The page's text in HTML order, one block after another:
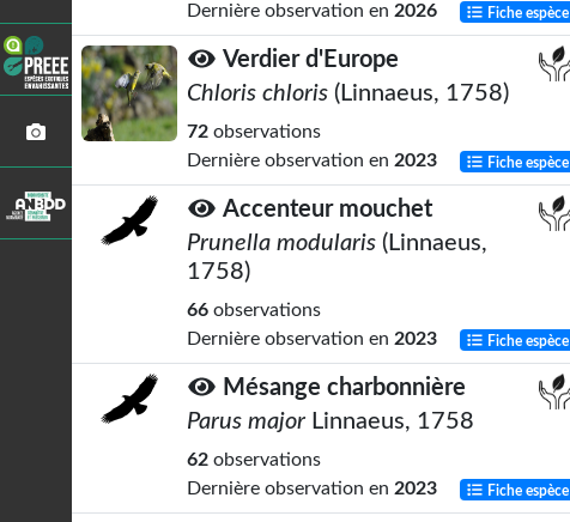
Dernière observation en 2026 Fiche espèce
Verdier d'Europe
Chloris chloris (Linnaeus, 1758)
72 observations
Dernière observation en 2023 Fiche espèce
Accenteur mouchet
Prunella modularis (Linnaeus,
1758)
66 observations
Dernière observation en 2023 Fiche espèce
Mésange charbonnière
Parus major Linnaeus, 1758
62 observations
Dernière observation en 2023 Fiche espèce